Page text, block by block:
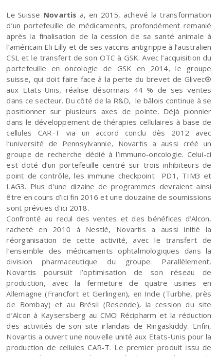
Le Suisse Novartis a, en 2015, achevé la transformation
d’un portefeuille de médicaments, profondément remanié
après la finalisation de la cession de sa santé animale à
l’américain Eli Lilly et de ses vaccins antigrippe à l’australien
CSL et le transfert de son OTC à GSK. Avec l’acquisition du
portefeuille en oncologie de GSK en 2014, le groupe
suisse, qui doit faire face à la perte du brevet de Glivec®
aux Etats-Unis, réalise désormais 44 % de ses ventes
dans ce secteur. Du côté de la R&D, le bâlois continue à se
positionner sur plusieurs axes de pointe. Déjà pionnier
dans le développement de thérapies cellulaires à base de
cellules CAR-T via un accord conclu dès 2012 avec
l’université de Pennsylvannie, Novartis a aussi créé un
groupe de recherche dédié à l’immuno-oncologie. Celui-ci
est doté d’un portefeuille centré sur trois inhibiteurs de
point de contrôle, les immune checkpoint PD1, TIM3 et
LAG3. Plus d’une dizaine de programmes devraient ainsi
être en cours d’ici fin 2016 et une douzaine de soumissions
sont prévues d’ici 2018.
Confronté au recul des ventes et des bénéfices d’Alcon,
racheté en 2010 à Nestlé, Novartis a aussi initié la
réorganisation de cette activité, avec le transfert de
l’ensemble des médicaments ophtalmologiques dans la
division pharmaceutique du groupe. Parallèlement,
Novartis poursuit l’optimisation de son réseau de
production, avec la fermeture de quatre usines en
Allemagne (Francfort et Gerlingen), en Inde (Turbhe, près
de Bombay) et au Brésil (Resende), la cession du site
d’Alcon à Kaysersberg au CMO Récipharm et la réduction
des activités de son site irlandais de Ringaskiddy. Enfin,
Novartis a ouvert une nouvelle unité aux Etats-Unis pour la
production de cellules CAR-T. Le premier produit issu de